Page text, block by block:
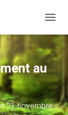
au
21 novembre